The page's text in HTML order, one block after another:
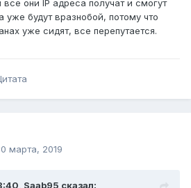
они IP адреса получат и смогут
уже будут вразнобой, потому что
уже сидят, все перепутается.
марта, 2019
Saab95 сказал: